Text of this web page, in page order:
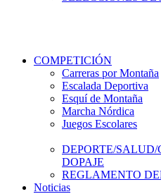
COMPETICIÓN
Carreras por Montaña
Escalada Deportiva
Esquí de Montaña
Marcha Nórdica
Juegos Escolares
DEPORTE/
DOPAJE
REGLAMENTO
Noticias